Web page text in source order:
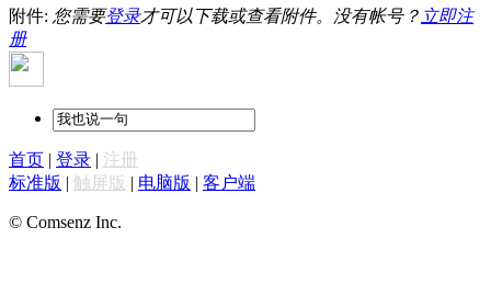
附件: 您需要登录才可以下载或查看附件。没有帐号？ 立即注
册
首页 | 登录 | 注册
标准版 | 触屏版 | 电脑版 | 客户端
© Comsenz Inc.